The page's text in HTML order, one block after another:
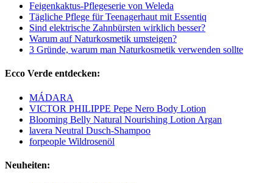
Feigenkaktus-Pflegeserie von Weleda
Tägliche Pflege für Teenagerhaut mit Essentiq
Sind elektrische Zahnbürsten wirklich besser?
Warum auf Naturkosmetik umsteigen?
3 Gründe, warum man Naturkosmetik verwenden sollte
Ecco Verde entdecken:
MÁDARA
VICTOR PHILIPPE Pepe Nero Body Lotion
Blooming Belly Natural Nourishing Lotion Argan
lavera Neutral Dusch-Shampoo
forpeople Wildrosenöl
Neuheiten: